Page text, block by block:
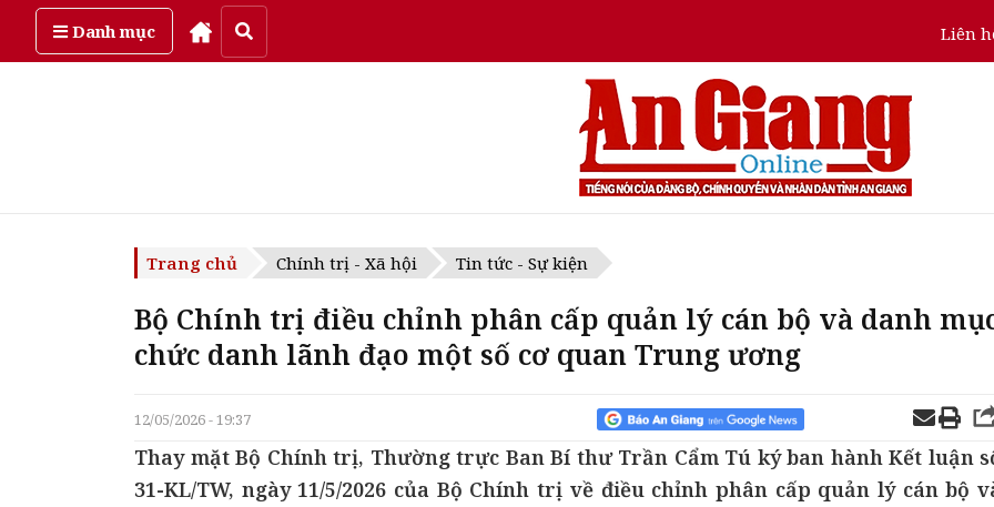
Danh mục Liên
Thứ sáu, ngày 7/08/2026
Trang chủ Chính trị - Xã hội Tin tức - Sự kiện
Bộ Chính trị điều chỉnh phân cấp quản lý cán bộ và danh
chức danh lãnh đạo một số cơ quan Trung ương
12/05/2026 - 19:37
Thay mặt Bộ Chính trị, Thường trực Ban Bí thư Trần Cẩm Tú ký ban hành Kết luận
31-KL/TW, ngày 11/5/2026 của Bộ Chính trị về điều chỉnh phân cấp quản lý cán bộ